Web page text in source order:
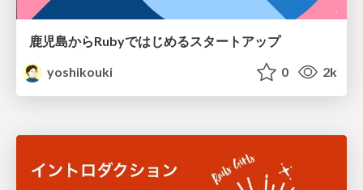
鹿児島からRubyではじめるスタートアップ
yoshikouki
0 2k